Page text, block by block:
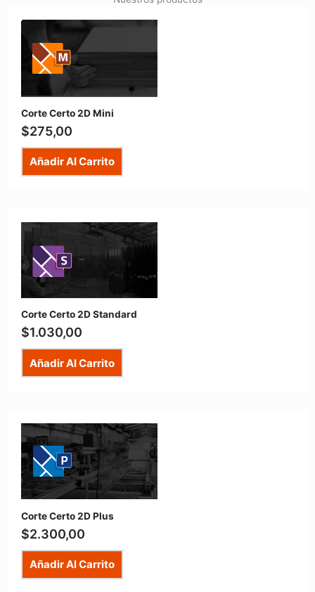
Corte Certo 2D Mini
$275,00
Añadir Al Carrito
Corte Certo 2D Standard
$1.030,00
Añadir Al Carrito
Corte Certo 2D Plus
$2.300,00
Añadir Al Carrito